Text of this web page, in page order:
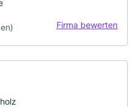
Firma bewerten